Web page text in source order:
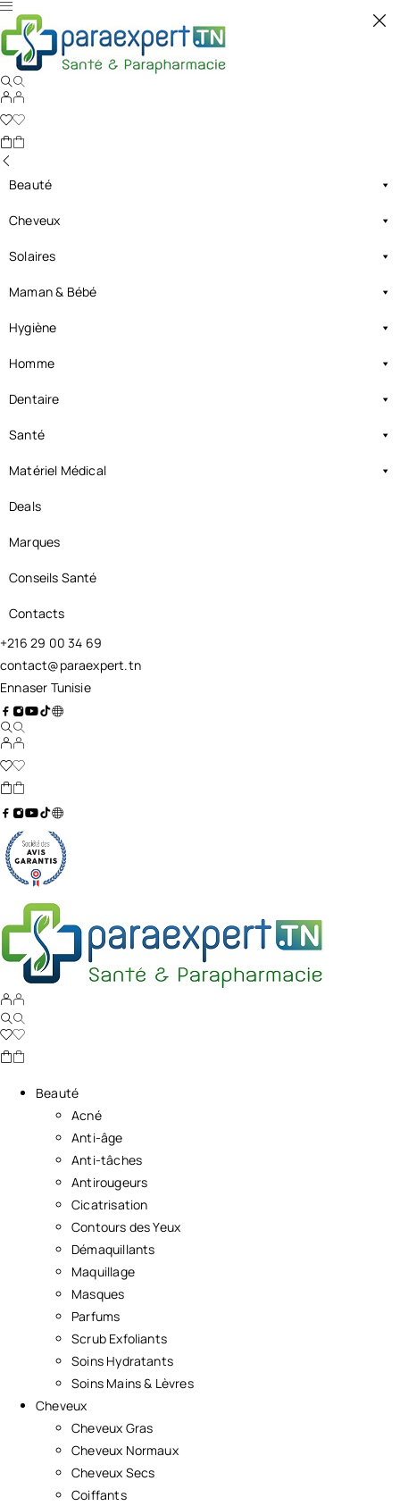
Beauté
Cheveux
Solaires
Maman & Bébé
Hygiène
Homme
Dentaire
Santé
Matériel Médical
Deals
Marques
Conseils Santé
Contacts
+216 29 00 34 69
contact@paraexpert.tn
Ennaser Tunisie
Beauté
Acné
Anti-âge
Anti-tâches
Antirougeurs
Cicatrisation
Contours des Yeux
Démaquillants
Maquillage
Masques
Parfums
Scrub Exfoliants
Soins Hydratants
Soins Mains & Lèvres
Cheveux
Cheveux Gras
Cheveux Normaux
Cheveux Secs
Coiffants